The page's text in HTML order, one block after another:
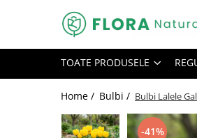
TOATE PRODUSELE
Home / Bulbi / Bulbi Lalele
-41%